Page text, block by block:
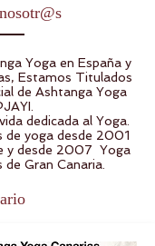
Yoga en España y
Estamos Titulados
de Ashtanga Yoga
dedicada al Yoga.
de yoga desde 2001
y desde 2007 Yoga
Gran Canaria.